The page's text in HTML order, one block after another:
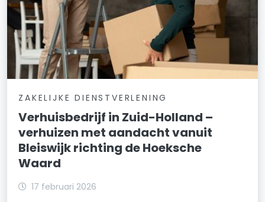
ZAKELIJKE DIENSTVERLENING
Verhuisbedrijf in Zuid-Holland –
verhuizen met aandacht vanuit
Bleiswijk richting de Hoeksche
Waard
17 februari 2026